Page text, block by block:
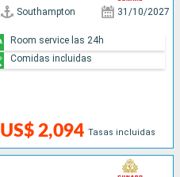
Southampton 31/10/2027
US$ 2,094 Tasas incluidas
Room service las 24h
Comidas incluidas